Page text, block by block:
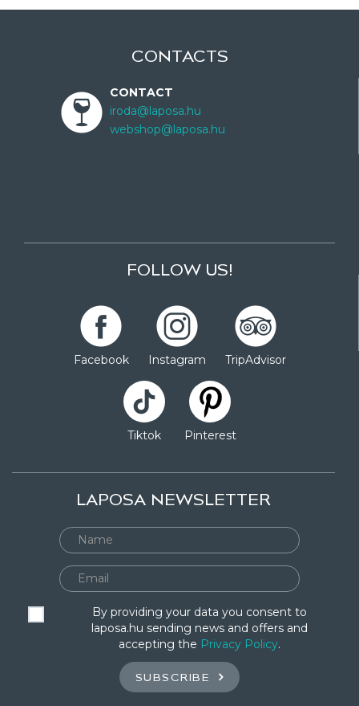
CONTACTS
CONTACT
iroda@laposa.hu
webshop@laposa.hu
FOLLOW US!
Facebook Instagram TripAdvisor
Tiktok Pinterest
LAPOSA NEWSLETTER
By providing your data you consent to
laposa.hu sending news and offers and
accepting the Privacy Policy.
SUBSCRIBE